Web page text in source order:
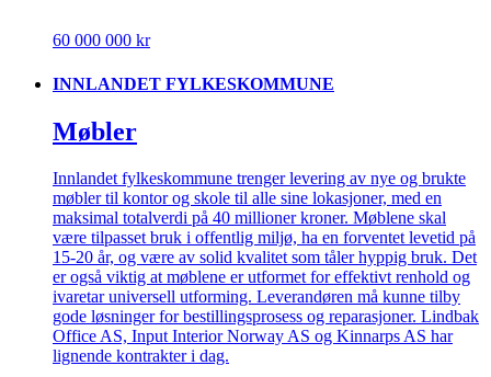
60 000 000 kr
INNLANDET FYLKESKOMMUNE
Møbler
Innlandet fylkeskommune trenger levering av nye og brukte
møbler til kontor og skole til alle sine lokasjoner, med en
maksimal totalverdi på 40 millioner kroner. Møblene skal
være tilpasset bruk i offentlig miljø, ha en forventet levetid på
15-20 år, og være av solid kvalitet som tåler hyppig bruk. Det
er også viktig at møblene er utformet for effektivt renhold og
ivaretar universell utforming. Leverandøren må kunne tilby
gode løsninger for bestillingsprosess og reparasjoner. Lindbak
Office AS, Input Interior Norway AS og Kinnarps AS har
lignende kontrakter i dag.